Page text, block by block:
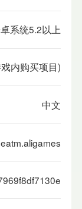
系统5.2以上
内购买项目)
中文